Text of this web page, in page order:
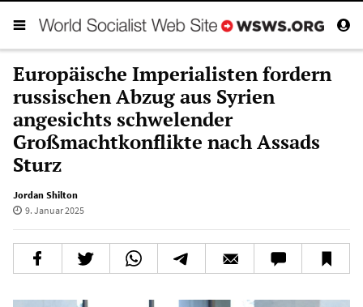
Europäische Imperialisten fordern
russischen Abzug aus Syrien
angesichts schwelender
Großmachtkonflikte nach Assads
Sturz
Jordan Shilton
9. Januar 2025